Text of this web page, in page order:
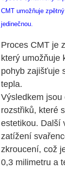
CMT umožňuje
jedinečnou.
Proces CMT je
který umožňuje
pohyb zajišťuje
tepla.
Výsledkem jsou
rozstřiků, které
estetikou. Další
zatížení
zkroucení, což
0,3 milimetru a